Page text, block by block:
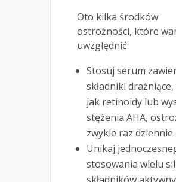
Oto kilka środków
ostrożności, które
uwzględnić:
Stosuj serum
składniki
jak retinoidy lub
stężenia AHA,
zwykle raz dziennie.
Unikaj
stosowania wielu